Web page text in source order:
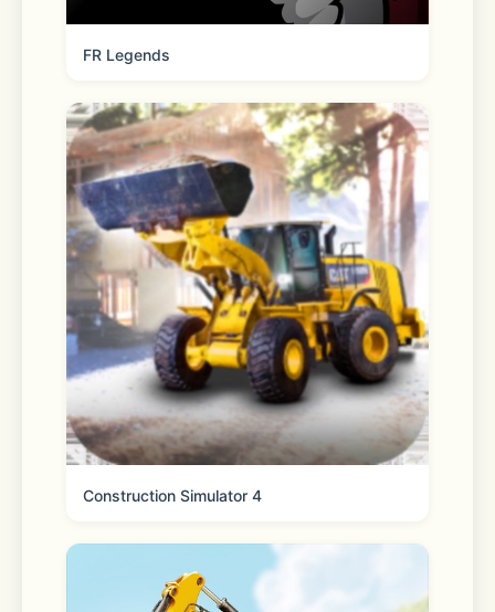
FR Legends
Construction Simulator 4